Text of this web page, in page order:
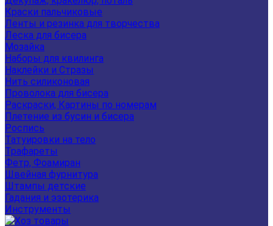
Краски пальчиковые
Ленты и резинка для творчества
Леска для бисера
Мозайка
Наборы для квилинга
Наклейки и Стразы
Нить силиконовая
Проволока для бисера
Раскраски, Картины по номерам
Плетение из бусин и бисера
Роспись
Татуировки на тело
Трафареты
Фетр, Фоамиран
Швейная фурнитура
Штампы детские
Гадания и эзотерика
Инструменты